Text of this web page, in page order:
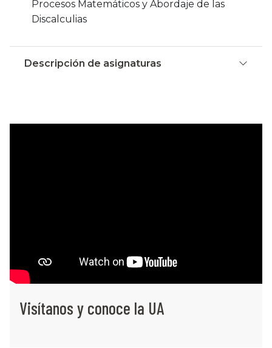
Procesos Matemáticos y Abordaje de las
Discalculias
Descripción de asignaturas
Visítanos y conoce la UA